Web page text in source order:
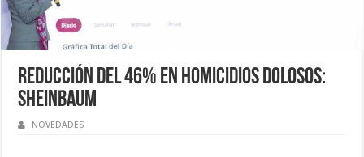
Reducción del 46% en homicidios dolosos:
Sheinbaum
NOVEDADES